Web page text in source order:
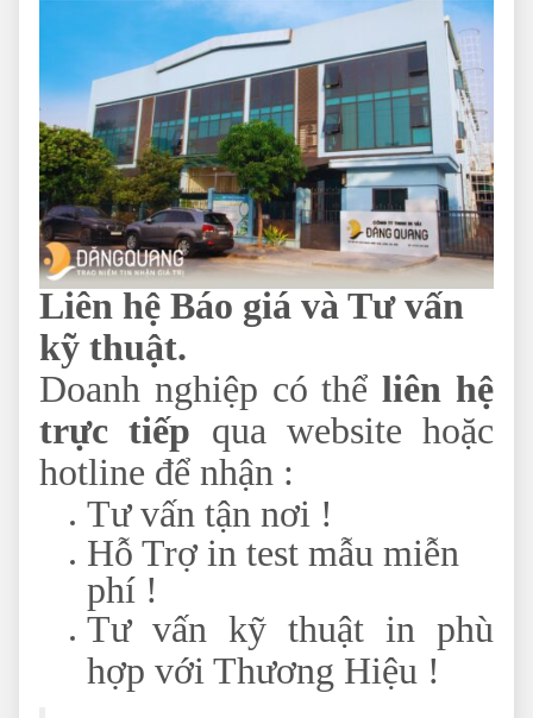
Liên hệ Báo giá và Tư vấn
kỹ thuật.
Doanh nghiệp có thểliên hệ
trực tiếp qua website hoặc
hotline để nhận :
Tư vấn tận nơi !
Hỗ Trợ in test mẫu miễn
phí !
Tư vấn kỹ thuật in phù
hợp với Thương Hiệu !